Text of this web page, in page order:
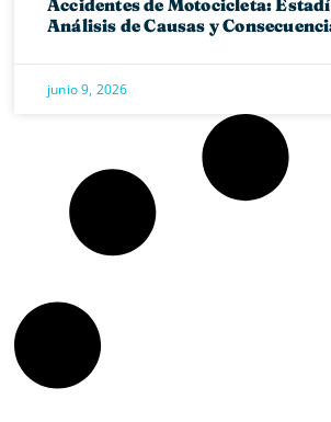
Accidentes de Motocicleta:
Análisis de Causas y
junio 9, 2026